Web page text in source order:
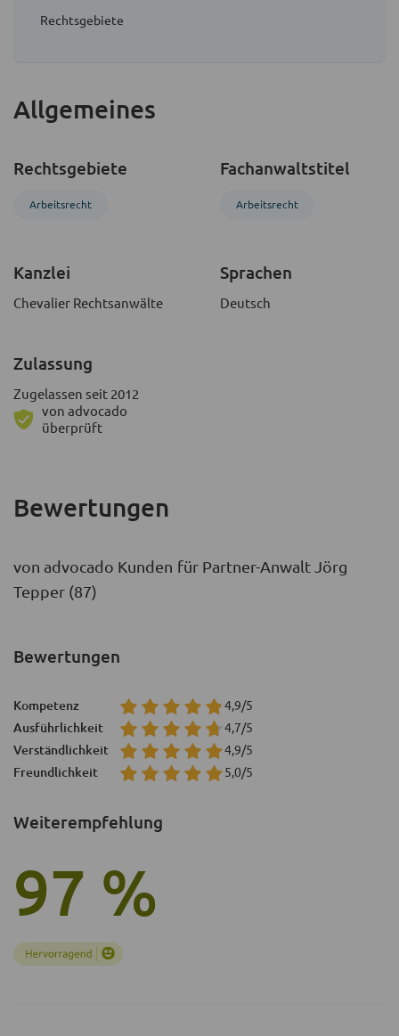
Rechtsgebiete
Allgemeines
Rechtsgebiete
Arbeitsrecht
Fachanwaltstitel
Arbeitsrecht
Kanzlei
Chevalier Rechtsanwälte
Sprachen
Deutsch
Zulassung
Zugelassen seit 2012
von advocado
überprüft
Bewertungen
von advocado Kunden für Partner-Anwalt Jörg
Tepper (87)
Weiterempfehlung
97 %
Bewertungen
Kompetenz 4,9/5
Ausführlichkeit 4,7/5
Verständlichkeit 4,9/5
Freundlichkeit 5,0/5